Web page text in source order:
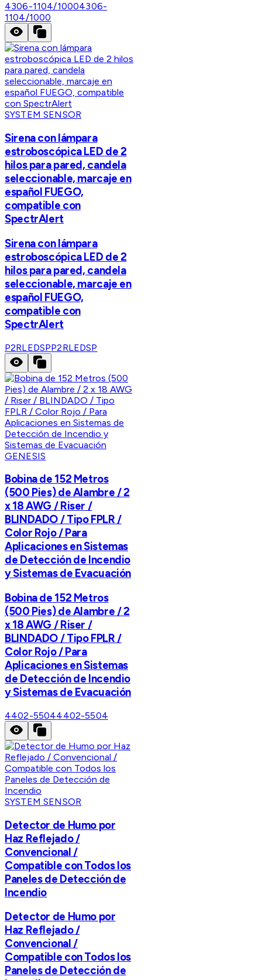
4306-1104/10004306-
1104/1000
SYSTEM SENSOR
Sirena con lámpara
estroboscópica LED de 2
hilos para pared, candela
seleccionable, marcaje en
español FUEGO,
compatible con
SpectrAlert
Sirena con lámpara
estroboscópica LED de 2
hilos para pared, candela
seleccionable, marcaje en
español FUEGO,
compatible con
SpectrAlert
P2RLEDSPP2RLEDSP
GENESIS
Bobina de 152 Metros
(500 Pies) de Alambre / 2
x 18 AWG / Riser /
BLINDADO / Tipo FPLR /
Color Rojo / Para
Aplicaciones en Sistemas
de Detección de Incendio
y Sistemas de Evacuación
Bobina de 152 Metros
(500 Pies) de Alambre / 2
x 18 AWG / Riser /
BLINDADO / Tipo FPLR /
Color Rojo / Para
Aplicaciones en Sistemas
de Detección de Incendio
y Sistemas de Evacuación
4402-55044402-5504
SYSTEM SENSOR
Detector de Humo por
Haz Reflejado /
Convencional /
Compatible con Todos los
Paneles de Detección de
Incendio
Detector de Humo por
Haz Reflejado /
Convencional /
Compatible con Todos los
Paneles de Detección de